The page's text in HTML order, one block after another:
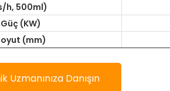
h, 500ml)
Güç (KW)
(mm)
Uzmanınıza Danışın